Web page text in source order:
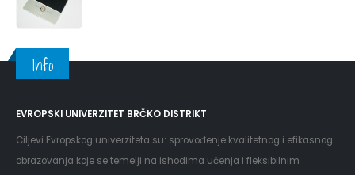
Info
EVROPSKI UNIVERZITET BRČKO DISTRIKT
Ciljevi Evropskog univerziteta su: sprovođenje kvalitetnog i efikasnog
obrazovanja koje se temelji na ishodima učenja i fleksibilnim